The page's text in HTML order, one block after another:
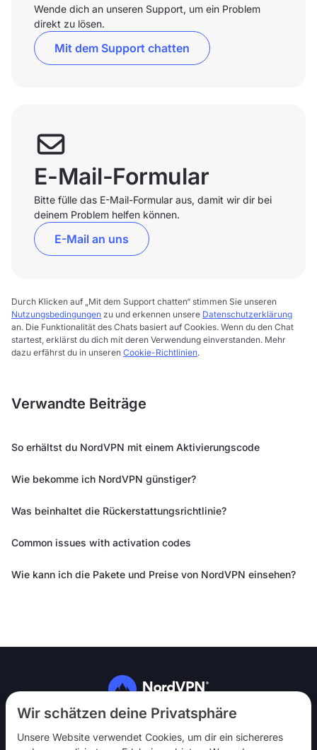
Wir schätzen deine Privatsphäre
Unsere Website verwendet Cookies, um dir ein sichereres
Wende dich an unseren Support, um ein Problem
direkt zu lösen.
Mit dem Support chatten
E-Mail-Formular
Bitte fülle das E-Mail-Formular aus, damit wir dir bei
deinem Problem helfen können.
E-Mail an uns
Durch Klicken auf „Mit dem Support chatten“ stimmen Sie unseren
Nutzungsbedingungen zu und erkennen unsere Datenschutzerklärung
an. Die Funktionalität des Chats basiert auf Cookies. Wenn du den Chat
startest, erklärst du dich mit deren Verwendung einverstanden. Mehr
dazu erfährst du in unseren Cookie-Richtlinien.
Verwandte Beiträge
So erhältst du NordVPN mit einem Aktivierungscode
Wie bekomme ich NordVPN günstiger?
Was beinhaltet die Rückerstattungsrichtlinie?
Common issues with activation codes
Wie kann ich die Pakete und Preise von NordVPN einsehen?
Folg uns